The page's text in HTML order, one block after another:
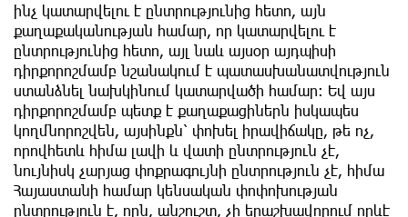
ինչ կատարվելու է ընտրությունից հետո, այն
քաղաքականության համար, որ կատարվելու է
ընտրությունից հետո, այլ նաև այսօր այդպիսի
դիրքորոշմամբ նշանակում է պատասխանատվություն
ստանձնել նախկինում կատարվածի համար։ Եվ այս
դիրքորոշմամբ պետք է քաղաքացիներն իսկապես
կողմնորոշվեն, այսինքն՝ փոխել իրավիճակը, թե ոչ,
որովհետև հիմա լավի և վատի ընտրություն չէ,
նույնիսկ չարյաց փոքրագույնի ընտրություն չէ, հիմա
Հայաստանի համար կենսական փոփոխության
ընտրություն է, որն, անշուշտ, չի երաշխավորում որևէ